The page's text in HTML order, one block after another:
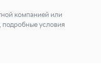
компанией или
подробные условия